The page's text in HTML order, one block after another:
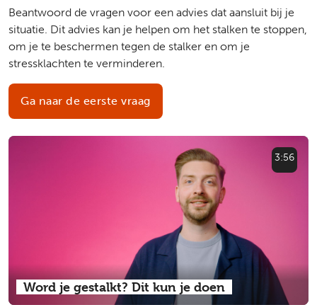
Beantwoord de vragen voor een advies dat aansluit bij je
situatie. Dit advies kan je helpen om het stalken te stoppen,
om je te beschermen tegen de stalker en om je
stressklachten te verminderen.
Ga naar de eerste vraag
3:56
Word je gestalkt? Dit kun je doen